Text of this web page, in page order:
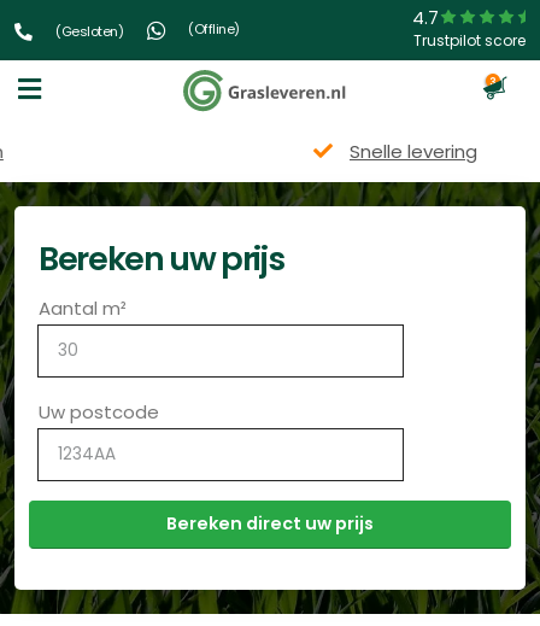
(Gesloten) (Offline) 4.7
Trustpilot score
3
Snelle levering
Bereken uw prijs
Aantal m²
Uw postcode